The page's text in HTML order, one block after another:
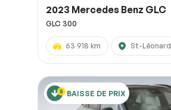
2023 Mercedes Benz GLC
GLC 300
63 918 km St-Léonard
BAISSE DE PRIX